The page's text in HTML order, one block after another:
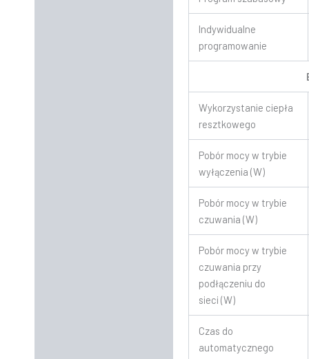
Indywidualne
programowanie
Wykorzystanie ciepła
resztkowego
Pobór mocy w trybie
wyłączenia (W)
Pobór mocy w trybie
czuwania (W)
Pobór mocy w trybie
czuwania przy
podłączeniu do
sieci (W)
Czas do
automatycznego